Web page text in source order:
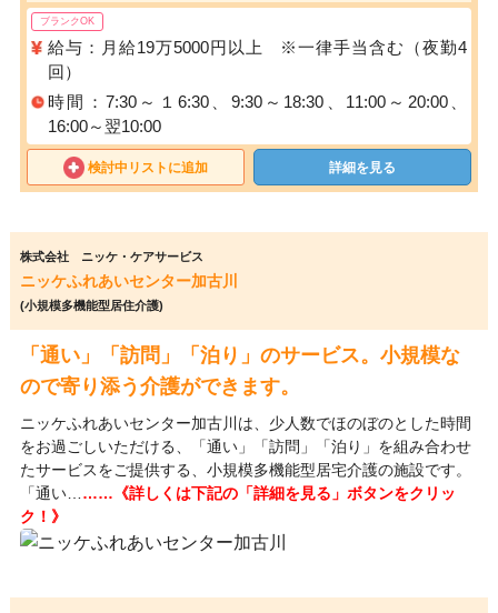
ブランクOK
給与：月給19万5000円以上 ※一律手当含む（夜勤4
回）
時間：7:30～１6:30、9:30～18:30、11:00～20:00、
16:00～翌10:00
検討中リストに追加 詳細を見る
株式会社 ニッケ・ケアサービス
ニッケふれあいセンター加古川
(小規模多機能型居住介護)
「通い」「訪問」「泊り」のサービス。小規模な
ので寄り添う介護ができます。
ニッケふれあいセンター加古川は、少人数でほのぼのとした時間
をお過ごしいただける、「通い」「訪問」「泊り」を組み合わせ
たサービスをご提供する、小規模多機能型居宅介護の施設です。
「通い… ……《詳しくは下記の「詳細を見る」ボタンをクリッ
ク！》